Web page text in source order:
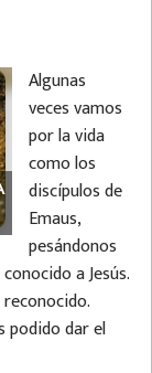
Algunas
veces vamos
por la vida
como los
discípulos de
Emaus,
pesándonos
a Jesús.
podido dar el